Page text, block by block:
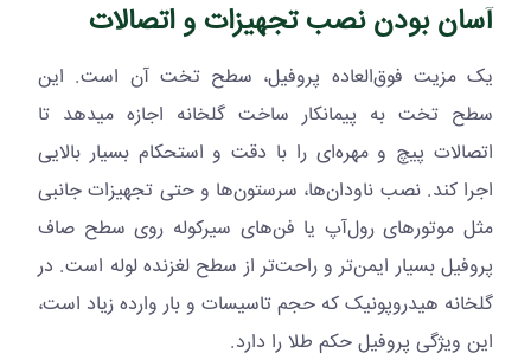
آسان بودن نصب تجهیزات و اتصالات
یک مزیت فوق‌العاده پروفیل، سطح تخت آن است. این
سطح تخت به پیمانکار ساخت گلخانه اجازه میدهد تا
اتصالات پیچ و مهره‌ای را با دقت و استحکام بسیار بالایی
اجرا کند. نصب ناودان‌ها، سرستون‌ها و حتی تجهیزات جانبی
مثل موتورهای رول‌آپ یا فن‌های سیرکوله روی سطح صاف
پروفیل بسیار ایمن‌تر و راحت‌تر از سطح لغزنده لوله است. در
گلخانه هیدروپونیک که حجم تاسیسات و بار وارده زیاد است،
این ویژگی پروفیل حکم طلا را دارد.